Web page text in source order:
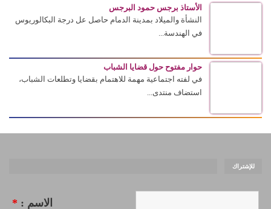
الأستاذ برجس حمود البرجس
النشأة والميلاد بمدينة الدمام حاصل عل درجة البكالوريوس
في الهندسة...
حوار مفتوح حول قضايا الشباب
في لفته اجتماعية مهمة للاهتمام بقضايا وتطلعات الشباب،
استضاف منتدى...
للإشتراك
الاسم : *